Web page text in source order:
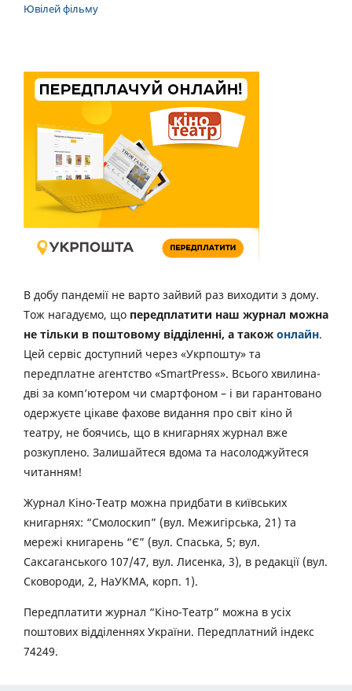
Ювілей фільму
В добу пандемії не варто зайвий раз виходити з дому.
Тож нагадуємо, що передплатити наш журнал можна
не тільки в поштовому відділенні, а також онлайн.
Цей сервіс доступний через «Укрпошту» та
передплатне агентство «SmartPress». Всього хвилина-
дві за комп’ютером чи смартфоном – і ви гарантовано
одержуєте цікаве фахове видання про світ кіно й
театру, не боячись, що в книгарнях журнал вже
розкуплено. Залишайтеся вдома та насолоджуйтеся
читанням!
Журнал Кіно-Театр можна придбати в київських
книгарнях: “Смолоскип” (вул. Межигірська, 21) та
мережі книгарень “Є” (вул. Спаська, 5; вул.
Саксаганського 107/47, вул. Лисенка, 3), в редакції (вул.
Сковороди, 2, НаУКМА, корп. 1).
Передплатити журнал “Кіно-Театр” можна в усіх
поштових відділеннях України. Передплатний індекс
74249.